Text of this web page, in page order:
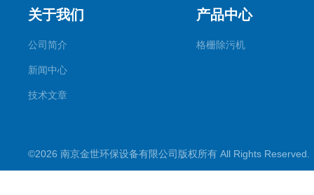
关于我们
公司简介
新闻中心
技术文章
产品中心
格栅除污机
©2026 南京金世环保设备有限公司版权所有 All Rights